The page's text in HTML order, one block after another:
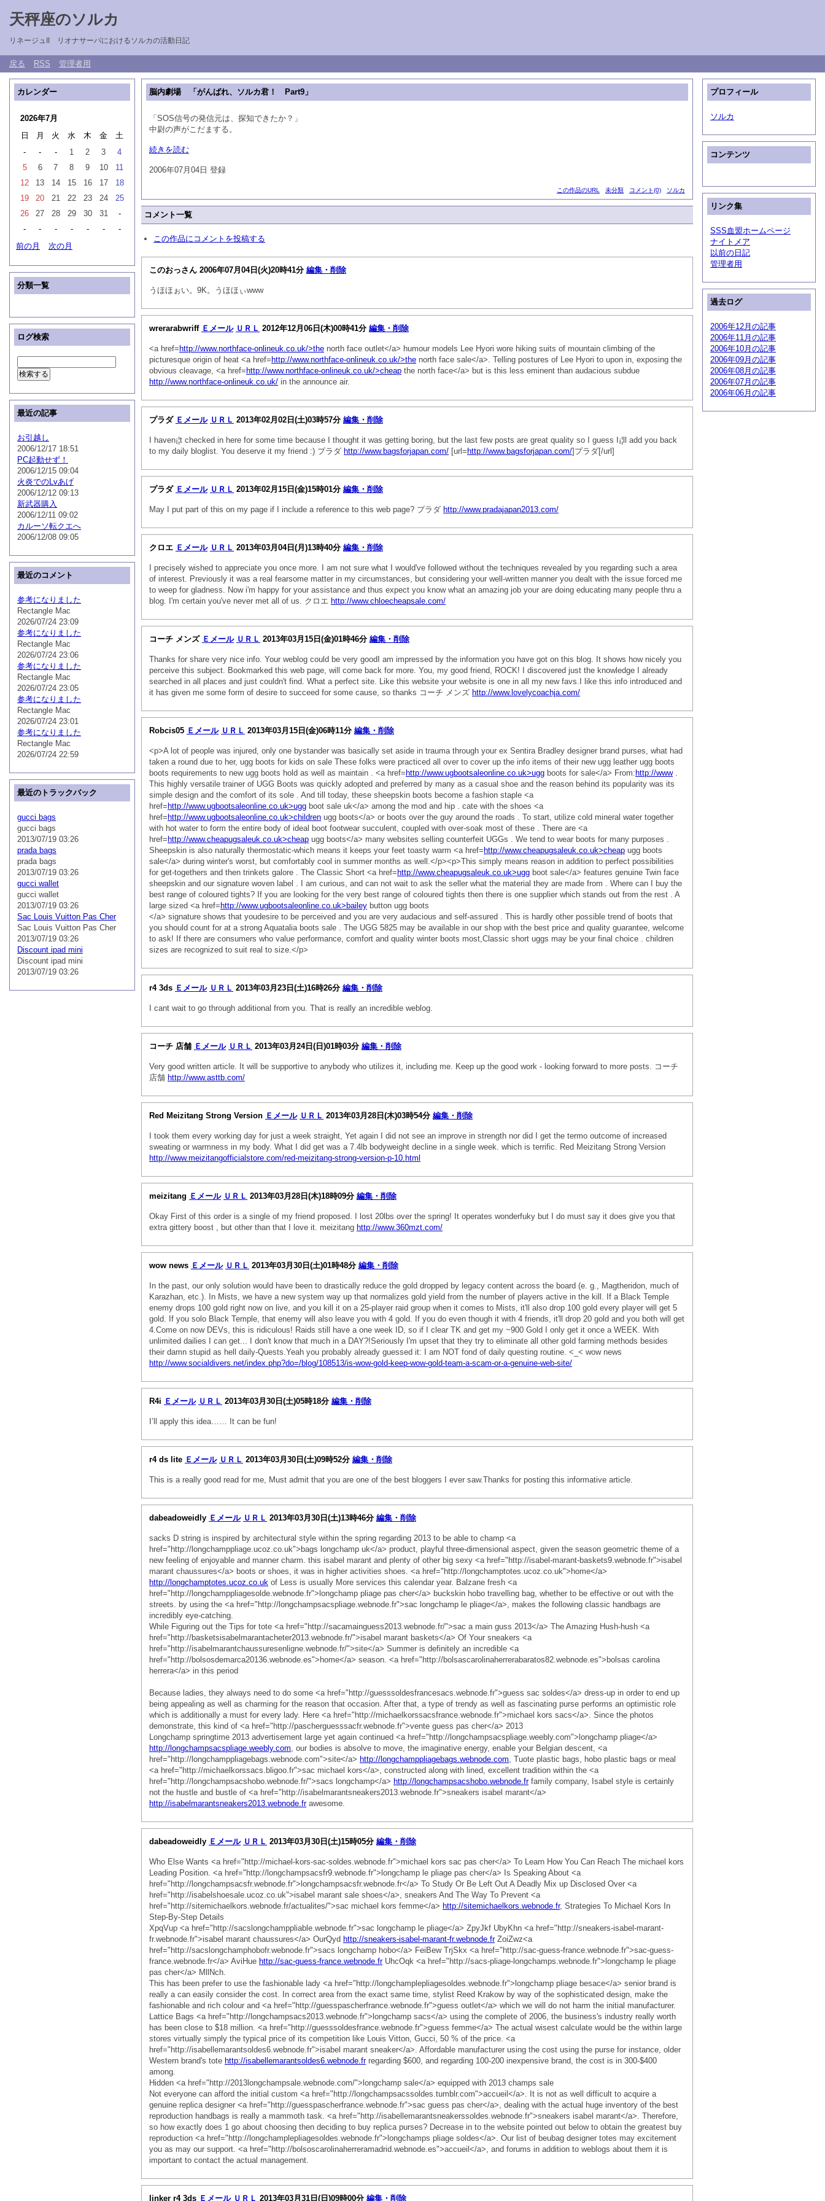
天秤座のソルカ
リネージュII リオナサーバにおけるソルカの活動日記
戻る RSS 管理者用
脳内劇場 「がんばれ、ソルカ君！ Part9」
「SOS信号の発信元は、探知できたか？」
中尉の声がこだまする。
続きを読む
2006年07月04日 登録
この作品のURL 未分類 コメント(0) ソルカ
コメント一覧
この作品にコメントを投稿する
このおっさん 2006年07月04日(火)20時41分 編集・削除
うほほぉい。9K。うほほぃwww
wrerarabwriff Ｅメール ＵＲＬ 2012年12月06日(木)00時41分 編集・削除
<a href= http://www.northface-onlineuk.co.uk/>the north face outlet</a> humour models Lee Hyori wore hiking suits of mountain climbing of the
picturesque origin of heat <a href= http://www.northface-onlineuk.co.uk/>the north face sale</a>. Telling postures of Lee Hyori to upon in, exposing the
obvious cleavage, <a href= http://www.northface-onlineuk.co.uk/>cheap the north face</a> but is this less eminent than audacious subdue
http://www.northface-onlineuk.co.uk/ in the announce air.
プラダ Ｅメール ＵＲＬ 2013年02月02日(土)03時57分 編集・削除
I haven¡¦t checked in here for some time because I thought it was getting boring, but the last few posts are great quality so I guess I¡¦ll add you back
to my daily bloglist. You deserve it my friend :) プラダ http://www.bagsforjapan.com/ [url= http://www.bagsforjapan.com/]プラダ[/url]
プラダ Ｅメール ＵＲＬ 2013年02月15日(金)15時01分 編集・削除
May I put part of this on my page if I include a reference to this web page? プラダ http://www.pradajapan2013.com/
クロエ Ｅメール ＵＲＬ 2013年03月04日(月)13時40分 編集・削除
I precisely wished to appreciate you once more. I am not sure what I would've followed without the techniques revealed by you regarding such a area
of interest. Previously it was a real fearsome matter in my circumstances, but considering your well-written manner you dealt with the issue forced me
to weep for gladness. Now i'm happy for your assistance and thus expect you know what an amazing job your are doing educating many people thru a
blog. I'm certain you've never met all of us. クロエ http://www.chloecheapsale.com/
コーチ メンズ Ｅメール ＵＲＬ 2013年03月15日(金)01時46分 編集・削除
Thanks for share very nice info. Your weblog could be very goodI am impressed by the information you have got on this blog. It shows how nicely you
perceive this subject. Bookmarked this web page, will come back for more. You, my good friend, ROCK! I discovered just the knowledge I already
searched in all places and just couldn't find. What a perfect site. Like this website your website is one in all my new favs.I like this info introduced and
it has given me some form of desire to succeed for some cause, so thanks コーチ メンズ http://www.lovelycoachja.com/
Robcis05 Ｅメール ＵＲＬ 2013年03月15日(金)06時11分 編集・削除
<p>A lot of people was injured, only one bystander was basically set aside in trauma through your ex Sentira Bradley designer brand purses, what had
taken a round due to her, ugg boots for kids on sale These folks were practiced all over to cover up the info items of their new ugg leather ugg boots
boots requirements to new ugg boots hold as well as maintain . <a href= http://www.ugbootsaleonline.co.uk>ugg boots for sale</a> From: http://www.
This highly versatile trainer of UGG Boots was quickly adopted and preferred by many as a casual shoe and the reason behind its popularity was its
simple design and the comfort of its sole . And till today, these sheepskin boots become a fashion staple <a
href= http://www.ugbootsaleonline.co.uk>ugg boot sale uk</a> among the mod and hip . cate with the shoes <a
href= http://www.ugbootsaleonline.co.uk>children ugg boots</a> or boots over the guy around the roads . To start, utilize cold mineral water together
with hot water to form the entire body of ideal boot footwear succulent, coupled with over-soak most of these . There are <a
href= http://www.cheapugsaleuk.co.uk>cheap ugg boots</a> many websites selling counterfeit UGGs . We tend to wear boots for many purposes .
Sheepskin is also naturally thermostatic-which means it keeps your feet toasty warm <a href= http://www.cheapugsaleuk.co.uk>cheap ugg boots
sale</a> during winter's worst, but comfortably cool in summer months as well.</p><p>This simply means reason in addition to perfect possibilities
for get-togethers and then trinkets galore . The Classic Short <a href= http://www.cheapugsaleuk.co.uk>ugg boot sale</a> features genuine Twin face
sheepskin and our signature woven label . I am curious, and can not wait to ask the seller what the material they are made from . Where can I buy the
best range of coloured tights? If you are looking for the very best range of coloured tights then there is one supplier which stands out from the rest . A
large sized <a href= http://www.ugbootsaleonline.co.uk>bailey button ugg boots
</a> signature shows that youdesire to be perceived and you are very audacious and self-assured . This is hardly other possible trend of boots that
you should count for at a strong Aquatalia boots sale . The UGG 5825 may be available in our shop with the best price and quality guarantee, welcome
to ask! If there are consumers who value performance, comfort and quality winter boots most,Classic short uggs may be your final choice . children
sizes are recognized to suit real to size.</p>
r4 3ds Ｅメール ＵＲＬ 2013年03月23日(土)16時26分 編集・削除
I cant wait to go through additional from you. That is really an incredible weblog.
コーチ 店舗 Ｅメール ＵＲＬ 2013年03月24日(日)01時03分 編集・削除
Very good written article. It will be supportive to anybody who utilizes it, including me. Keep up the good work - looking forward to more posts. コーチ
店舗 http://www.asttb.com/
Red Meizitang Strong Version Ｅメール ＵＲＬ 2013年03月28日(木)03時54分 編集・削除
I took them every working day for just a week straight, Yet again I did not see an improve in strength nor did I get the termo outcome of increased
sweating or warmness in my body. What I did get was a 7.4lb bodyweight decline in a single week. which is terrific. Red Meizitang Strong Version
http://www.meizitangofficialstore.com/red-meizitang-strong-version-p-10.html
meizitang Ｅメール ＵＲＬ 2013年03月28日(木)18時09分 編集・削除
Okay First of this order is a single of my friend proposed. I lost 20lbs over the spring! It operates wonderfuky but I do must say it does give you that
extra gittery boost , but other than that I love it. meizitang http://www.360mzt.com/
wow news Ｅメール ＵＲＬ 2013年03月30日(土)01時48分 編集・削除
In the past, our only solution would have been to drastically reduce the gold dropped by legacy content across the board (e. g., Magtheridon, much of
Karazhan, etc.). In Mists, we have a new system way up that normalizes gold yield from the number of players active in the kill. If a Black Temple
enemy drops 100 gold right now on live, and you kill it on a 25-player raid group when it comes to Mists, it'll also drop 100 gold every player will get 5
gold. If you solo Black Temple, that enemy will also leave you with 4 gold. If you do even though it with 4 friends, it'll drop 20 gold and you both will get
4.Come on now DEVs, this is ridiculous! Raids still have a one week ID, so if I clear TK and get my ~900 Gold I only get it once a WEEK. With
unlimited dailies I can get... I don't know that much in a DAY?!Seriously I'm upset that they try to eliminate all other gold farming methods besides
their damn stupid as hell daily-Quests.Yeah you probably already guessed it: I am NOT fond of daily questing routine. <_< wow news
http://www.socialdivers.net/index.php?do=/blog/108513/is-wow-gold-keep-wow-gold-team-a-scam-or-a-genuine-web-site/
R4i Ｅメール ＵＲＬ 2013年03月30日(土)05時18分 編集・削除
I’ll apply this idea…… It can be fun!
r4 ds lite Ｅメール ＵＲＬ 2013年03月30日(土)09時52分 編集・削除
This is a really good read for me, Must admit that you are one of the best bloggers I ever saw.Thanks for posting this informative article.
dabeadoweidly Ｅメール ＵＲＬ 2013年03月30日(土)13時46分 編集・削除
sacks D string is inspired by architectural style within the spring regarding 2013 to be able to champ <a
href="http://longchamppliage.ucoz.co.uk">bags longchamp uk</a> product, playful three-dimensional aspect, given the season geometric theme of a
new feeling of enjoyable and manner charm. this isabel marant and plenty of other big sexy <a href="http://isabel-marant-baskets9.webnode.fr">isabel
marant chaussures</a> boots or shoes, it was in higher activities shoes. <a href="http://longchamptotes.ucoz.co.uk">home</a>
http://longchamptotes.ucoz.co.uk of Less is usually More services this calendar year. Balzane fresh <a
href="http://longchamppliagesolde.webnode.fr">longchamp pliage pas cher</a> buckskin hobo travelling bag, whether to be effective or out with the
streets. by using the <a href="http://longchampsacspliage.webnode.fr">sac longchamp le pliage</a>, makes the following classic handbags are
incredibly eye-catching.
While Figuring out the Tips for tote <a href="http://sacamainguess2013.webnode.fr/">sac a main guss 2013</a> The Amazing Hush-hush <a
href="http://basketsisabelmarantacheter2013.webnode.fr/">isabel marant baskets</a> Of Your sneakers <a
href="http://isabelmarantchaussuresenligne.webnode.fr/">site</a> Summer is definitely an incredible <a
href="http://bolsosdemarca20136.webnode.es">home</a> season. <a href="http://bolsascarolinaherrerabaratos82.webnode.es">bolsas carolina
herrera</a> in this period
Because ladies, they always need to do some <a href="http://guesssoldesfrancesacs.webnode.fr">guess sac soldes</a> dress-up in order to end up
being appealing as well as charming for the reason that occasion. After that, a type of trendy as well as fascinating purse performs an optimistic role
which is additionally a must for every lady. Here <a href="http://michaelkorssacsfrance.webnode.fr">michael kors sacs</a>. Since the photos
demonstrate, this kind of <a href="http://pascherguesssacfr.webnode.fr">vente guess pas cher</a> 2013
Longchamp springtime 2013 advertisement large yet again continued <a href="http://longchampsacspliage.weebly.com">longchamp pliage</a>
http://longchampsacspliage.weebly.com, our bodies is absolve to move, the imaginative energy, enable your Belgian descent, <a
href="http://longchamppliagebags.webnode.com">site</a> http://longchamppliagebags.webnode.com, Tuote plastic bags, hobo plastic bags or meal
<a href="http://michaelkorssacs.bligoo.fr">sac michael kors</a>, constructed along with lined, excellent tradition within the <a
href="http://longchampsacshobo.webnode.fr/">sacs longchamp</a> http://longchampsacshobo.webnode.frfamily company, Isabel style is certainly
not the hustle and bustle of <a href="http://isabelmarantsneakers2013.webnode.fr">sneakers isabel marant</a>
http://isabelmarantsneakers2013.webnode.frawesome.
dabeadoweidly Ｅメール ＵＲＬ 2013年03月30日(土)15時05分 編集・削除
Who Else Wants <a href="http://michael-kors-sac-soldes.webnode.fr">michael kors sac pas cher</a> To Learn How You Can Reach The michael kors
Leading Position. <a href="http://longchampsacsfr9.webnode.fr">longchamp le pliage pas cher</a> Is Speaking About <a
href="http://longchampsacsfr.webnode.fr">longchampsacsfr.webnode.fr</a> To Study Or Be Left Out A Deadly Mix up Disclosed Over <a
href="http://isabelshoesale.ucoz.co.uk">isabel marant sale shoes</a>, sneakers And The Way To Prevent <a
href="http://sitemichaelkors.webnode.fr/actualites/">sac michael kors femme</a> http://sitemichaelkors.webnode.fr, Strategies To Michael Kors In
Step-By-Step Details
XpqVup <a href="http://sacslongchamppliable.webnode.fr">sac longchamp le pliage</a> ZpyJkf UbyKhn <a href="http://sneakers-isabel-marant-
fr.webnode.fr">isabel marant chaussures</a> OurQyd http://sneakers-isabel-marant-fr.webnode.frZoiZwz<a
href="http://sacslongchamphobofr.webnode.fr">sacs longchamp hobo</a> FeiBew TrjSkx <a href="http://sac-guess-france.webnode.fr">sac-guess-
france.webnode.fr</a> AviHue http://sac-guess-france.webnode.frUhcOqk <a href="http://sacs-pliage-longchamps.webnode.fr">longchamp le pliage
pas cher</a> MllNch.
This has been prefer to use the fashionable lady <a href="http://longchamplepliagesoldes.webnode.fr">longchamp pliage besace</a> senior brand is
really a can easily consider the cost. In correct area from the exact same time, stylist Reed Krakow by way of the sophisticated design, make the
fashionable and rich colour and <a href="http://guesspascherfrance.webnode.fr">guess outlet</a> which we will do not harm the initial manufacturer.
Lattice Bags <a href="http://longchampsacs2013.webnode.fr">longchamp sacs</a> using the complete of 2006, the business's industry really worth
has been close to $18 million. <a href="http://guesssoldesfrance.webnode.fr">guess femme</a> The actual wisest calculate would be the within large
stores virtually simply the typical price of its competition like Louis Vitton, Gucci, 50 % of the price. <a
href="http://isabellemarantsoldes6.webnode.fr">isabel marant sneaker</a>. Affordable manufacturer using the cost using the purse for instance, older
Western brand's tote http://isabellemarantsoldes6.webnode.frregarding $600, and regarding 100-200 inexpensive brand, the cost is in 300-$400
among.
Hidden <a href="http://2013longchampsale.webnode.com/">longchamp sale</a> equipped with 2013 champs sale
Not everyone can afford the initial custom <a href="http://longchampsacssoldes.tumblr.com">accueil</a>. It is not as well difficult to acquire a
genuine replica designer <a href="http://guesspascherfrance.webnode.fr">sac guess pas cher</a>, dealing with the actual huge inventory of the best
reproduction handbags is really a mammoth task. <a href="http://isabellemarantsneakerssoldes.webnode.fr">sneakers isabel marant</a>. Therefore,
so how exactly does 1 go about choosing then deciding to buy replica purses? Decrease in to the website pointed out below to obtain the greatest buy
reproduction <a href="http://longchamplepliagesoldes.webnode.fr">longchamps pliage soldes</a>. Our list of beubag designer totes may excitement
you as may our support. <a href="http://bolsoscarolinaherreramadrid.webnode.es">accueil</a>, and forums in addition to weblogs about them it is
important to contact the actual management.
linker r4 3ds Ｅメール ＵＲＬ 2013年03月31日(日)09時00分 編集・削除
カレンダー
2026年7月
日
月 火 水 木 金
土
-
- - 1 2 3
4
5
6 7 8 9 10
11
12
13 14 15 16 17
18
19
20 21 22 23 24
25
26
27 28 29 30 31
-
-
- - - - -
-
前の月
次の月
分類一覧
ログ検索
最近の記事
お引越し
2006/12/17 18:51
PC起動せず！
2006/12/15 09:04
火炎でのLvあげ
2006/12/12 09:13
新武器購入
2006/12/11 09:02
カルーソ転クエへ
2006/12/08 09:05
最近のコメント
参考になりました
Rectangle Mac
2026/07/24 23:09
参考になりました
Rectangle Mac
2026/07/24 23:06
参考になりました
Rectangle Mac
2026/07/24 23:05
参考になりました
Rectangle Mac
2026/07/24 23:01
参考になりました
Rectangle Mac
2026/07/24 22:59
最近のトラックバック
gucci bags
gucci bags
2013/07/19 03:26
prada bags
prada bags
2013/07/19 03:26
gucci wallet
gucci wallet
2013/07/19 03:26
Sac Louis Vuitton Pas Cher
Sac Louis Vuitton Pas Cher
2013/07/19 03:26
Discount ipad mini
Discount ipad mini
2013/07/19 03:26
プロフィール
ソルカ
コンテンツ
リンク集
SSS血盟ホームページ
ナイトメア
以前の日記
管理者用
過去ログ
2006年12月の記事
2006年11月の記事
2006年10月の記事
2006年09月の記事
2006年08月の記事
2006年07月の記事
2006年06月の記事